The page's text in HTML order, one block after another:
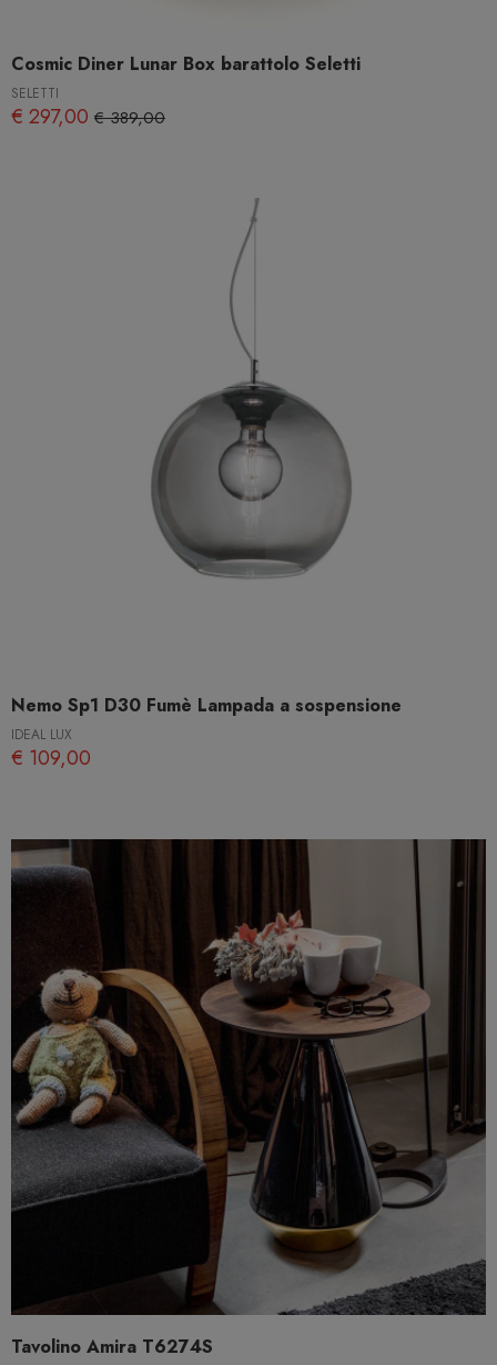
Cosmic Diner Lunar Box barattolo Seletti
SELETTI
€ 297,00 € 389,00
Nemo Sp1 D30 Fumè Lampada a sospensione
IDEAL LUX
€ 109,00
Tavolino Amira T6274S